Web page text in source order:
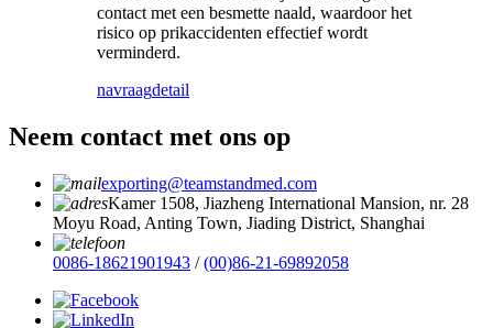
contact met een besmette naald, waardoor het
risico op prikaccidenten effectief wordt
verminderd.
navraagdetail
Neem contact met ons op
exporting@teamstandmed.com
Kamer 1508, Jiazheng International Mansion, nr. 28
Moyu Road, Anting Town, Jiading District, Shanghai
0086-18621901943 /(00)86-21-69892058